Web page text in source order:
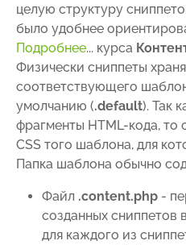
целую структуру
было удобнее
Подробнее... курса
Физически сниппеты
соответствующего
умолчанию (.default). Так
фрагменты HTML-кода, то
CSS того шаблона, для
Папка шаблона обычно
Файл .content.php -
созданных сниппетов
для каждого из